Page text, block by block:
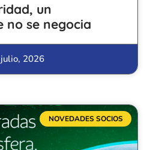
un
no se negocia
2026
NOVEDADES SOCIOS